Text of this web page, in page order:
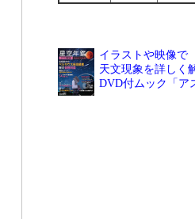
イラストや映像で
天文現象を詳しく
DVD付ムック「ア